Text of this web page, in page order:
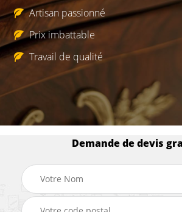
Artisan passionné
Prix imbattable
Travail de qualité
Demande de devis